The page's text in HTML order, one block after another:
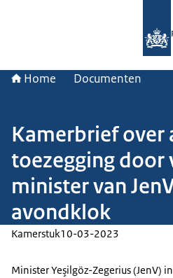
Home Documenten
Kamerbrief over
toezegging
minister van
avondklok
Kamerstuk10-03-2023
Minister Yeşilgöz-Zegerius (JenV)